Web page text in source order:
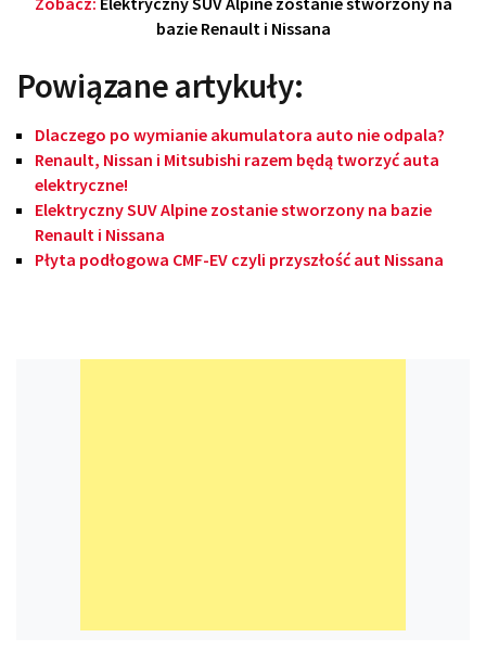
bazie Renault i Nissana
Powiązane artykuły:
Dlaczego po wymianie akumulatora auto nie odpala?
Renault, Nissan i Mitsubishi razem będą tworzyć auta
elektryczne!
Elektryczny SUV Alpine zostanie stworzony na bazie
Renault i Nissana
Płyta podłogowa CMF-EV czyli przyszłość aut Nissana